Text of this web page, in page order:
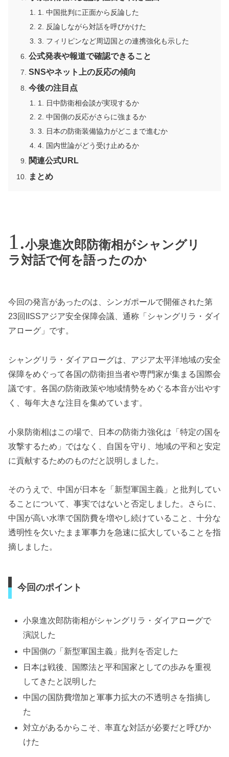
1. 中国批判に正面から反論した
2. 反論しながら対話を呼びかけた
3. フィリピンなど周辺国との連携強化も示した
公式発表や報道で確認できること
SNSやネット上の反応の傾向
今後の注目点
1. 日中防衛相会談が実現するか
2. 中国側の反応がさらに強まるか
3. 日本の防衛装備協力がどこまで進むか
4. 国内世論がどう受け止めるか
関連公式URL
まとめ
小泉進次郎防衛相がシャングリ
ラ対話で何を語ったのか
今回の発言があったのは、シンガポールで開催された第
23回IISSアジア安全保障会議、通称「シャングリラ・ダイ
アローグ」です。
シャングリラ・ダイアローグは、アジア太平洋地域の安全
保障をめぐって各国の防衛担当者や専門家が集まる国際会
議です。各国の防衛政策や地域情勢をめぐる本音が出やす
く、毎年大きな注目を集めています。
小泉防衛相はこの場で、日本の防衛力強化は「特定の国を
攻撃するため」ではなく、自国を守り、地域の平和と安定
に貢献するためのものだと説明しました。
そのうえで、中国が日本を「新型軍国主義」と批判してい
ることについて、事実ではないと否定しました。さらに、
中国が高い水準で国防費を増やし続けていること、十分な
透明性を欠いたまま軍事力を急速に拡大していることを指
摘しました。
今回のポイント
小泉進次郎防衛相がシャングリラ・ダイアローグで
演説した
中国側の「新型軍国主義」批判を否定した
日本は戦後、国際法と平和国家としての歩みを重視
してきたと説明した
中国の国防費増加と軍事力拡大の不透明さを指摘し
た
対立があるからこそ、率直な対話が必要だと呼びか
けた